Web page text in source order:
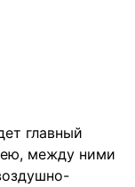
главный
между ними